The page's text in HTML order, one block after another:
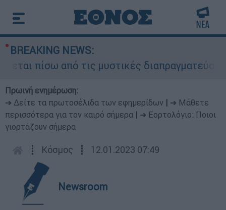
BREAKING NEWS:
πίσω από τις μυστικές διαπραγματεύσεις
Πρωινή ενημέρωση:
➔ Δείτε τα πρωτοσέλιδα των εφημερίδων
➔ Μάθετε
περισσότερα για τον καιρό σήμερα
➔ Εορτολόγιο: Ποιοι
γιορτάζουν σήμερα
┋ Κόσμος ┋ 12.01.2023 07:49
Newsroom